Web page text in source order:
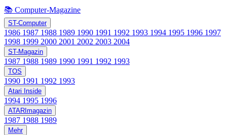
📚 Computer-Magazine
ST-Computer
1986 1987 1988 1989 1990 1991 1992 1993 1994 1995 1996 1997
1998 1999 2000 2001 2002 2003 2004
ST-Magazin
1987 1988 1989 1990 1991 1992 1993
TOS
1990 1991 1992 1993
Atari Inside
1994 1995 1996
ATARImagazin
1987 1988 1989
Mehr